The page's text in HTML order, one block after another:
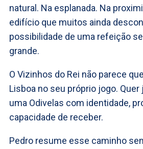
natural. Na esplanada. Na
edifício que muitos ainda
possibilidade de uma refeição
grande.
O Vizinhos do Rei não parece
Lisboa no seu próprio jogo.
uma Odivelas com identidade,
capacidade de receber.
Pedro resume esse caminho